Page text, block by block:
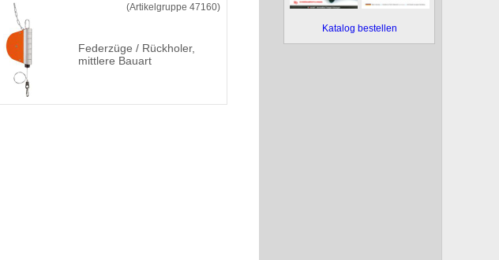
(Artikelgruppe 47160)
Federzüge / Rückholer,
mittlere Bauart
Katalog bestellen